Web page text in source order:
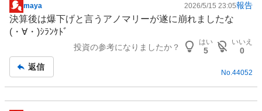
掲
示
板
maya 2026/5/15 23:05報告
決算後は爆下げと言うアノマリーが遂に崩れましたな
(⁠・⁠∀⁠・⁠)ｼﾗﾝｹﾄﾞ
投資の参考になりましたか？
はい
5
いいえ
0
返信
No.44052